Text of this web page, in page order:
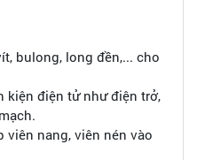
bulong, long đền,... cho
kiện điện tử như điện trở,
viên nang, viên nén vào